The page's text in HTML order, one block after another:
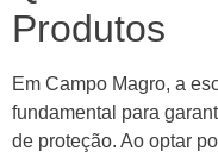
Produtos
Em Campo Magro, a
fundamental para
de proteção. Ao optar